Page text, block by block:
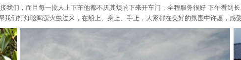
我们，而且每一批人上下车他都不厌其烦的下来开车门，全程服务很好 下午看到
们打灯吆喝萤火虫过来，在船上、身上、手上，大家都在美好的氛围中许愿，感